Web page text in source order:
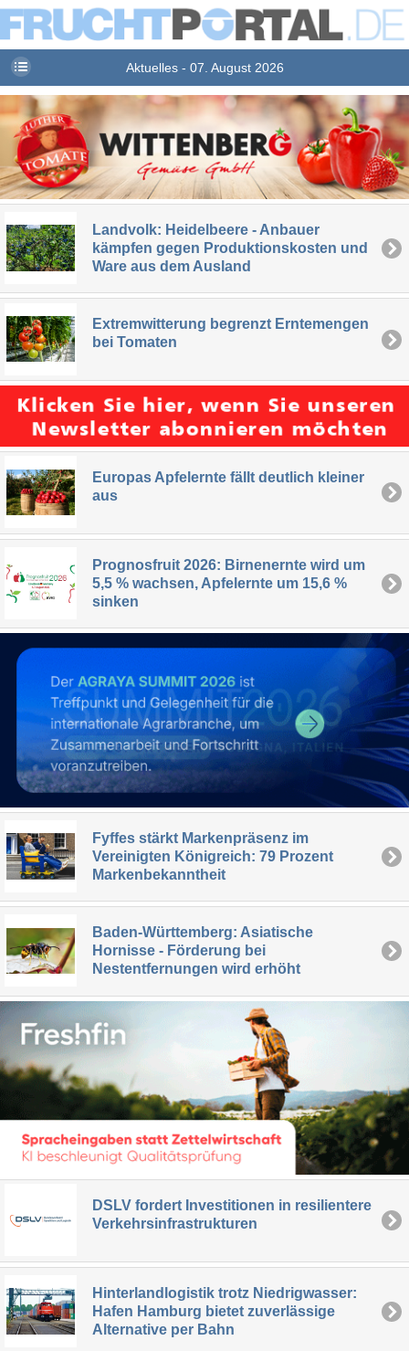
Aktuelles - 07. August 2026
Landvolk: Heidelbeere - Anbauer
kämpfen gegen Produktionskosten und
Ware aus dem Ausland
Extremwitterung begrenzt Erntemengen
bei Tomaten
Europas Apfelernte fällt deutlich kleiner
aus
Prognosfruit 2026: Birnenernte wird um
5,5 % wachsen, Apfelernte um 15,6 %
sinken
Fyffes stärkt Markenpräsenz im
Vereinigten Königreich: 79 Prozent
Markenbekanntheit
Baden-Württemberg: Asiatische
Hornisse - Förderung bei
Nestentfernungen wird erhöht
DSLV fordert Investitionen in resilientere
Verkehrsinfrastrukturen
Hinterlandlogistik trotz Niedrigwasser:
Hafen Hamburg bietet zuverlässige
Alternative per Bahn